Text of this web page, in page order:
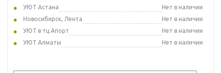
УЮТ Астана
Нет в наличии
Новосибирск, Лента
Нет в наличии
УЮТ в тц Апорт
Нет в наличии
УЮТ Алматы
Нет в наличии